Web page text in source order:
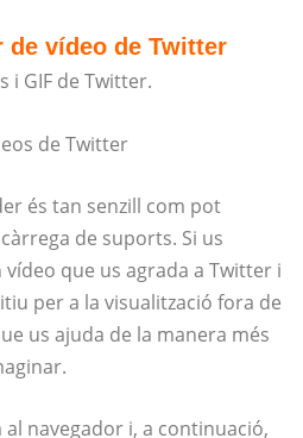
de vídeo de Twitter
i GIF de Twitter.
és tan senzill com pot
de suports. Si us
que us agrada a Twitter i
per a la visualització fora de
us ajuda de la manera més
navegador i, a continuació,